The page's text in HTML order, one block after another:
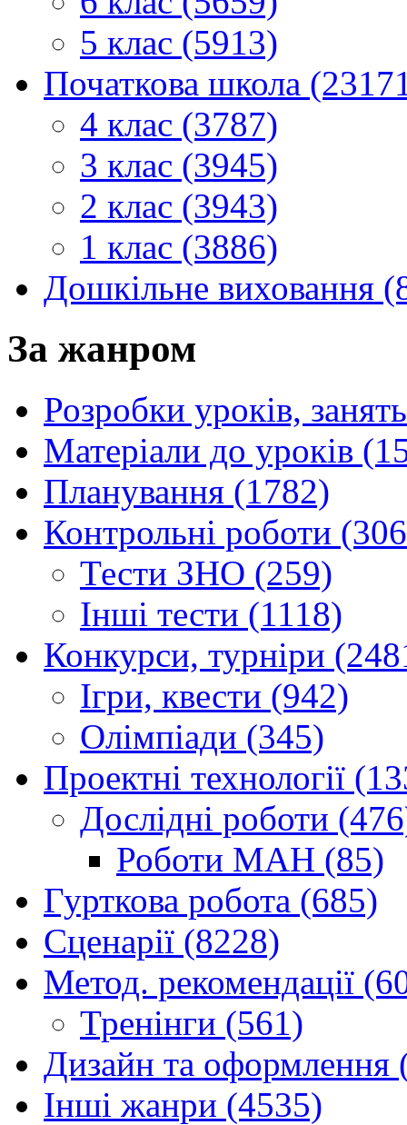
5 клас (5913)
Початкова школа
4 клас (3787)
3 клас (3945)
2 клас (3943)
1 клас (3886)
Дошкільне виховання
За жанром
Розробки уроків,
Матеріали до уроків
Планування (1782)
Контрольні роботи
Тести ЗНО (259)
Інші тести (1118)
Конкурси, турніри
Ігри, квести (942)
Олімпіади (345)
Проектні технології
Дослідні роботи
Роботи МАН (85)
Гурткова робота (685)
Сценарії (8228)
Метод. рекомендації
Тренінги (561)
Дизайн та оформлення
Інші жанри (4535)